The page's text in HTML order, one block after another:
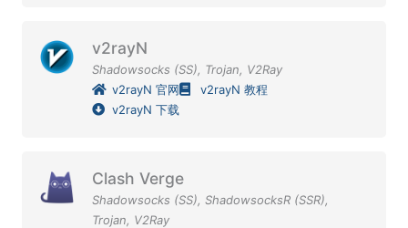
v2rayN
Shadowsocks (SS), Trojan, V2Ray
v2rayN 官网
v2rayN 教程
v2rayN 下载
Clash Verge
Shadowsocks (SS), ShadowsocksR (SSR),
Trojan, V2Ray